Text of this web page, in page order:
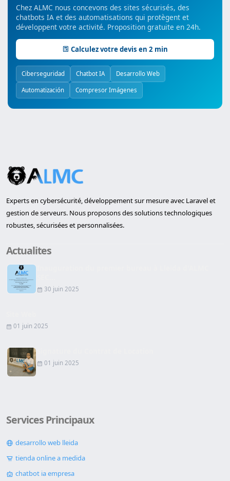
Chez ALMC nous concevons des sites sécurisés, des
chatbots IA et des automatisations qui protègent et
développent votre activité. Proposition gratuite en 24h.
Calculez votre devis en 2 min
Ciberseguridad Chatbot IA Desarrollo Web
Automatización Compresor Imágenes
Experts en cybersécurité, développement sur mesure avec Laravel et
gestion de serveurs. Nous proposons des solutions technologiques
robustes, sécurisées et personnalisées.
Actualites
30 juin 2025
01 juin 2025
01 juin 2025
Services Principaux
desarrollo web lleida
tienda online a medida
chatbot ia empresa